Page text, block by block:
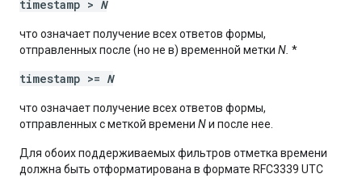
timestamp > N
что означает получение всех ответов формы,
отправленных после (но не в) временной метки N. *
timestamp >= N
что означает получение всех ответов формы,
отправленных с меткой времени Nи после нее.
Для обоих поддерживаемых фильтров отметка времени
должна быть отформатирована в формате RFC3339 UTC